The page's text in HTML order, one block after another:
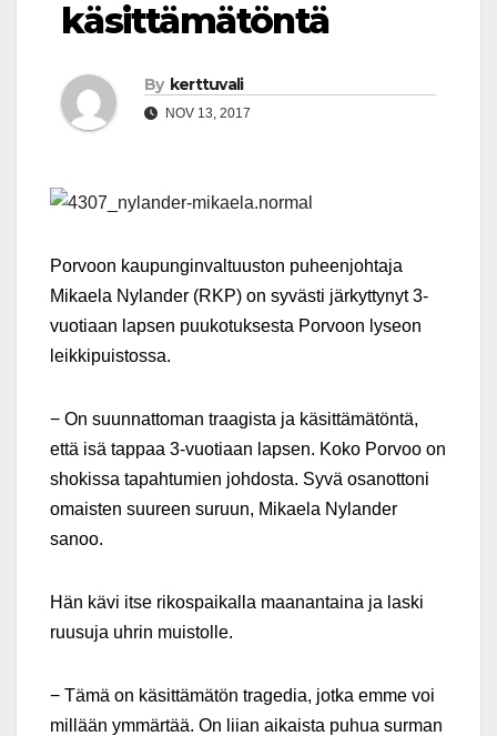
käsittämätöntä
By kerttuvali
NOV 13, 2017
Porvoon kaupunginvaltuuston puheenjohtaja
Mikaela Nylander (RKP) on syvästi järkyttynyt 3-
vuotiaan lapsen puukotuksesta Porvoon lyseon
leikkipuistossa.
− On suunnattoman traagista ja käsittämätöntä,
että isä tappaa 3-vuotiaan lapsen. Koko Porvoo on
shokissa tapahtumien johdosta. Syvä osanottoni
omaisten suureen suruun, Mikaela Nylander
sanoo.
Hän kävi itse rikospaikalla maanantaina ja laski
ruusuja uhrin muistolle.
− Tämä on käsittämätön tragedia, jotka emme voi
millään ymmärtää. On liian aikaista puhua surman